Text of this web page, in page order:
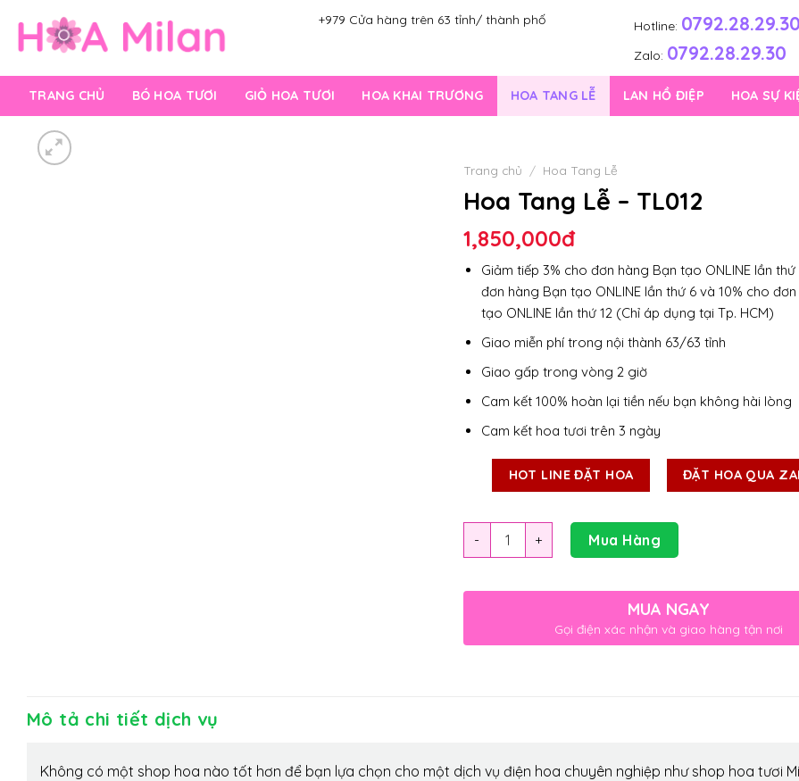
content
+979 Cửa hàng trên 63 tỉnh/ thành phố Hotline: 0792.28.29.30
Zalo: 0792.28.29.30
TRANG CHỦ BÓ HOA TƯƠI GIỎ HOA TƯƠI HOA KHAI TRƯƠNG HOA TANG LỄ LAN HỒ ĐIỆP HOA SỰ
Trang chủ / Hoa Tang Lễ
Hoa Tang Lễ – TL012
1,850,000đ
Giảm tiếp 3% cho đơn hàng Bạn tạo ONLINE lần thứ
đơn hàng Bạn tạo ONLINE lần thứ 6 và 10% cho
tạo ONLINE lần thứ 12 (Chỉ áp dụng tại Tp. HCM)
Giao miễn phí trong nội thành 63/63 tỉnh
Giao gấp trong vòng 2 giờ
Cam kết 100% hoàn lại tiền nếu bạn không hài lòng
Cam kết hoa tươi trên 3 ngày
HOT LINE ĐẶT HOA ĐẶT HOA QUA
Số lượng Mua Hàng
MUA NGAY
Gọi điện xác nhận và giao hàng tận nơi
Mô tả chi tiết dịch vụ
Không có một shop hoa nào tốt hơn để bạn lựa chọn cho một dịch vụ điện hoa chuyên nghiệp như shop hoa tươi